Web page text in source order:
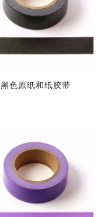
黑色原纸和纸胶带